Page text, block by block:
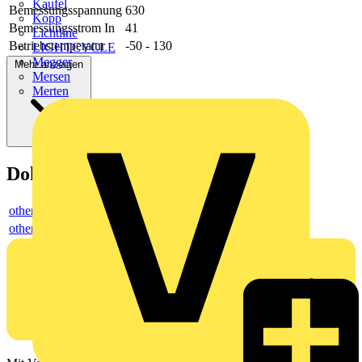
Kaufel
Kopp
Lichtline
LIGHTCYCLE
Megger
Mersen
Merten
Bemessungsspannung 630
Bemessungsstrom In
41
Betriebstemperatur
-50 - 130
Mehr anzeigen
Dokumente
others
others